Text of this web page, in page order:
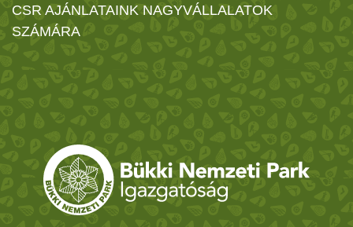
CSR AJÁNLATAINK NAGYVÁLLALATOK
SZÁMÁRA